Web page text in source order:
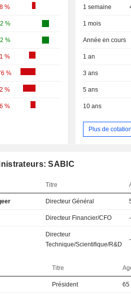
%
%
%
%
%
%
%
1 semaine
1 mois
Année en cours
1 an
3 ans
5 ans
10 ans
Plus de
SABIC
Titre
Directeur Général
Directeur Financier/CFO -
Directeur
Technique/Scientifique/R&D
-
Titre
Président 65